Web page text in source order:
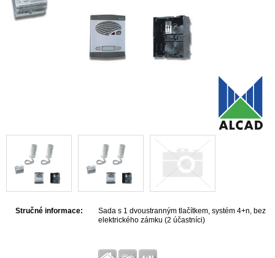
Stručné informace:
Sada s 1 dvoustranným tlačítkem, systém 4+n, bez
elektrického zámku (2 účastníci)